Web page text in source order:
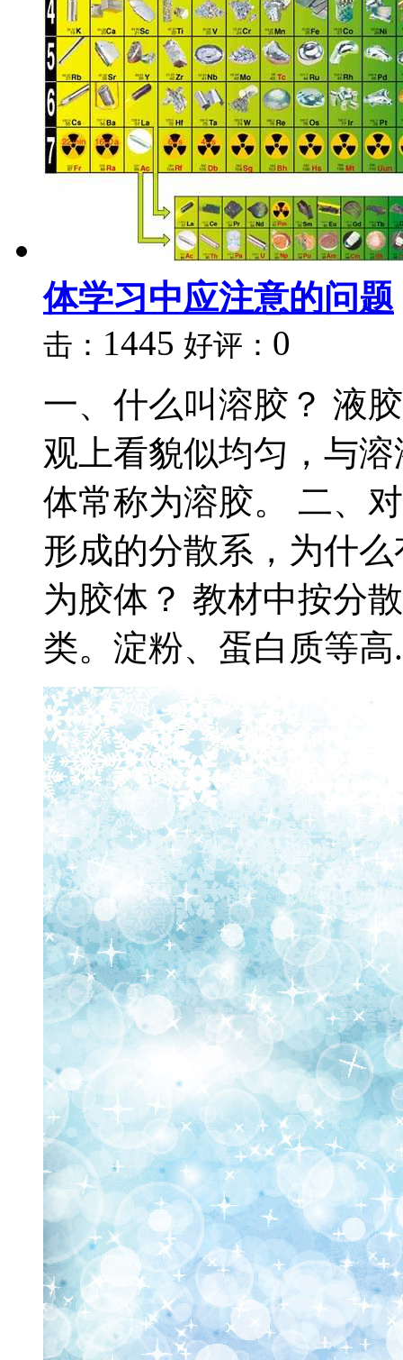
体学习中应注意的问题
击： 1445 好评： 0
一、什么叫溶胶？ 液
观上看貌似均匀，与
体常称为溶胶。 二、
形成的分散系，为什
为胶体？ 教材中按分
类。淀粉、蛋白质等高